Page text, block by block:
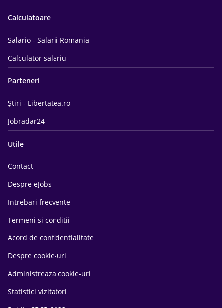
Calculatoare
Salario - Salarii Romania
Calculator salariu
Parteneri
Știri - Libertatea.ro
Jobradar24
Utile
Contact
Despre eJobs
Intrebari frecvente
Termeni si conditii
Acord de confidentialitate
Despre cookie-uri
Administreaza cookie-uri
Statistici vizitatori